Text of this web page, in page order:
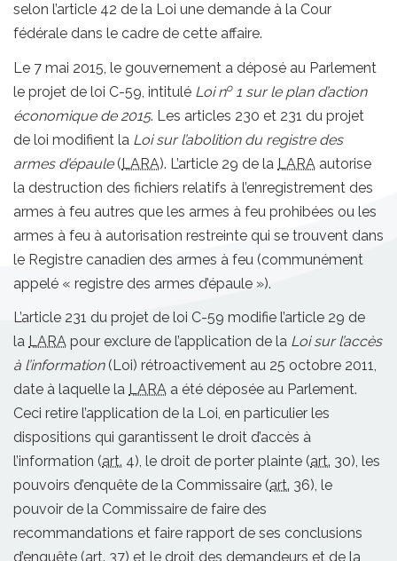
selon l’article 42 de la Loi une demande à la Cour
fédérale dans le cadre de cette affaire.
Le 7 mai 2015, le gouvernement a déposé au Parlement
le projet de loi C-59, intitulé Loi no1 sur le plan d’action
économique de 2015. Les articles 230 et 231 du projet
de loi modifient la Loi sur l’abolition du registre des
armes d’épaule(LARA). L’article 29 de la LARA autorise
la destruction des fichiers relatifs à l’enregistrement des
armes à feu autres que les armes à feu prohibées ou les
armes à feu à autorisation restreinte qui se trouvent dans
le Registre canadien des armes à feu (communément
appelé « registre des armes d’épaule »).
L’article 231 du projet de loi C-59 modifie l’article 29 de
la LARA pour exclure de l’application de la Loi sur l’accès
à l’information (Loi) rétroactivement au 25 octobre 2011,
date à laquelle la LARA a été déposée au Parlement.
Ceci retire l’application de la Loi, en particulier les
dispositions qui garantissent le droit d’accès à
l’information (art. 4), le droit de porter plainte (art. 30), les
pouvoirs d’enquête de la Commissaire (art. 36), le
pouvoir de la Commissaire de faire des
recommandations et faire rapport de ses conclusions
d’enquête (art. 37) et le droit des demandeurs et de la